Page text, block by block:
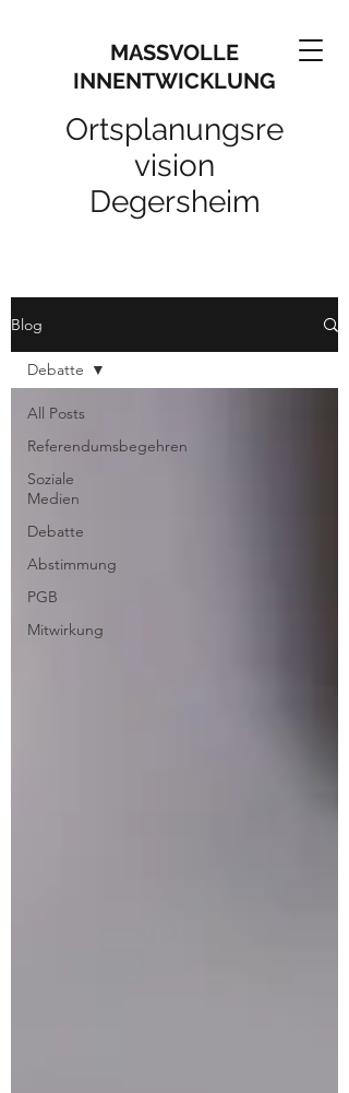
MASSVOLLE
INNENTWICKLUNG
Ortsplanungsre
vision
Degersheim
Blog
All Posts
Referendumsbegehren
Soziale
Medien
Debatte
Abstimmung
PGB
Mitwirkung
Debatte